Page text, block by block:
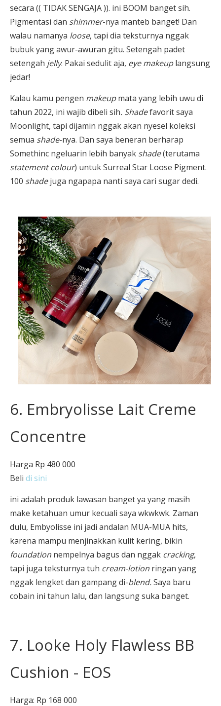
secara (( TIDAK SENGAJA )). ini BOOM banget sih.
Pigmentasi dan shimmer-nya manteb banget! Dan
walau namanya loose, tapi dia teksturnya nggak
bubuk yang awur-awuran gitu. Setengah padet
setengah jelly. Pakai sedulit aja, eye makeuplangsung
jedar!
Kalau kamu pengen makeupmata yang lebih uwu di
tahun 2022, ini wajib dibeli sih. Shadefavorit saya
Moonlight, tapi dijamin nggak akan nyesel koleksi
semua shade-nya. Dan saya beneran berharap
Somethinc ngeluarin lebih banyak shade(terutama
statement colour) untuk Surreal Star Loose Pigment.
100 shadejuga ngapapa nanti saya cari sugar dedi.
6. Embryolisse Lait Creme
Concentre
Harga Rp 480 000
Beli di sini
ini adalah produk lawasan banget ya yang masih
make ketahuan umur kecuali saya wkwkwk. Zaman
dulu, Embyolisse ini jadi andalan MUA-MUA hits,
karena mampu menjinakkan kulit kering, bikin
foundation nempelnya bagus dan nggak cracking,
tapi juga teksturnya tuh cream-lotion ringan yang
nggak lengket dan gampang di-blend.Saya baru
cobain ini tahun lalu, dan langsung suka banget.
7. Looke Holy Flawless BB
Cushion - EOS
Harga: Rp 168 000